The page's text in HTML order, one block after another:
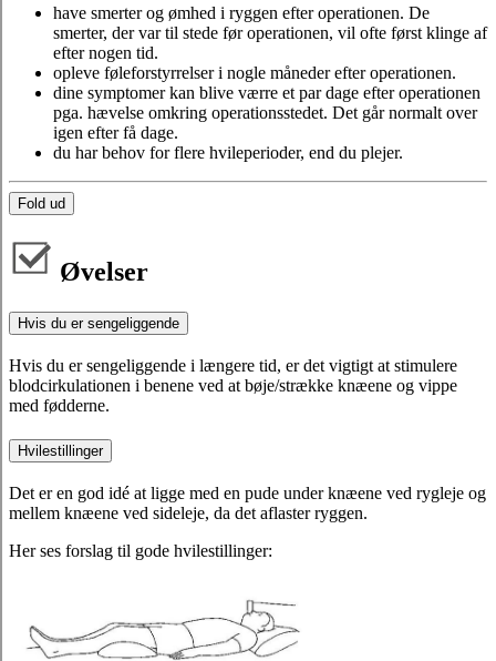
have smerter og ømhed i ryggen efter operationen. De
smerter, der var til stede før operationen, vil ofte først klinge af
efter nogen tid.
opleve føleforstyrrelser i nogle måneder efter operationen.
dine symptomer kan blive værre et par dage efter operationen
pga. hævelse omkring operationsstedet. Det går normalt over
igen efter få dage.
du har behov for flere hvileperioder, end du plejer.
Fold ud
Øvelser
Hvis du er sengeliggende
Hvis du er sengeliggende i længere tid, er det vigtigt at stimulere
blodcirkulationen i benene ved at bøje/strække knæene og vippe
med fødderne.
Hvilestillinger
Det er en god idé at ligge med en pude under knæene ved rygleje og
mellem knæene ved sideleje, da det aflaster ryggen.
Her ses forslag til gode hvilestillinger: